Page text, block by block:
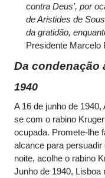
contra Deus’, por
de Aristides de
da gratidão,
Presidente Marcelo
Da condenação
1940
A 16 de junho de
se com o rabino
ocupada. Promete-lhe
alcance para
noite, acolhe o rabino
Junho de 1940, Lisboa